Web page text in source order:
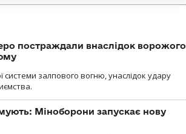
постраждали внаслідок ворожого
системи залпового вогню, унаслідок удару
Міноборони запускає нову